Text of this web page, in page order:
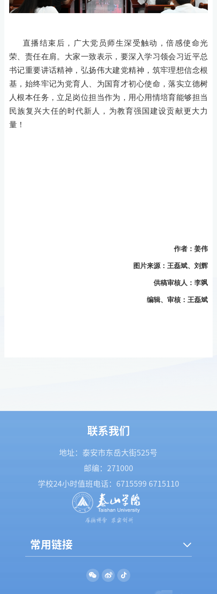
直播结束后，广大党员师生深受触动，倍感使命光
荣、责任在肩。大家一致表示，要深入学习领会习近平总
书记重要讲话精神，弘扬伟大建党精神，筑牢理想信念根
基，始终牢记为党育人、为国育才初心使命，落实立德树
人根本任务，立足岗位担当作为，用心用情培育能够担当
民族复兴大任的时代新人，为教育强国建设贡献更大力
量！
作者：姜伟
图片来源 ：王磊斌、刘辉
供稿审核人：李飒
编辑、审核：王磊斌
联系我们
地址：泰安市东岳大街525号
邮编：271000
学校24小时值班电话： 6715599 6715110
常用链接